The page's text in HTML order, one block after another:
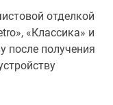
отделкой
«Классика» и
после получения